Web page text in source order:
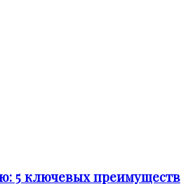
5 ключевых преимуществ